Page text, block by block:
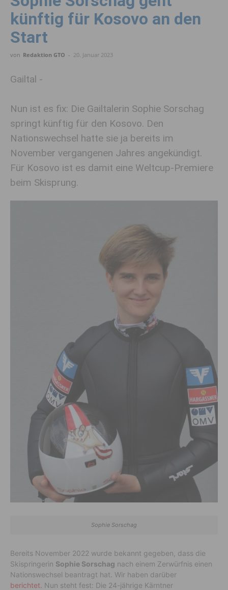
künftig für Kosovo an den
Start
von Redaktion GTO - 20. Januar 2023
Gailtal -
Nun ist es fix: Die Gailtalerin Sophie Sorschag
springt künftig für den Kosovo. Den
Nationswechsel hatte sie ja bereits im
November vergangenen Jahres angekündigt.
Für Kosovo ist es damit eine Weltcup-Premiere
beim Skisprung.
Sophie Sorschag
Bereits November 2022 wurde bekannt gegeben, dass die
Skispringerin Sophie Sorschag nach einem Zerwürfnis einen
Nationswechsel beantragt hat. Wir haben darüber
berichtet. Nun steht fest: Die 24-jährige Kärntner